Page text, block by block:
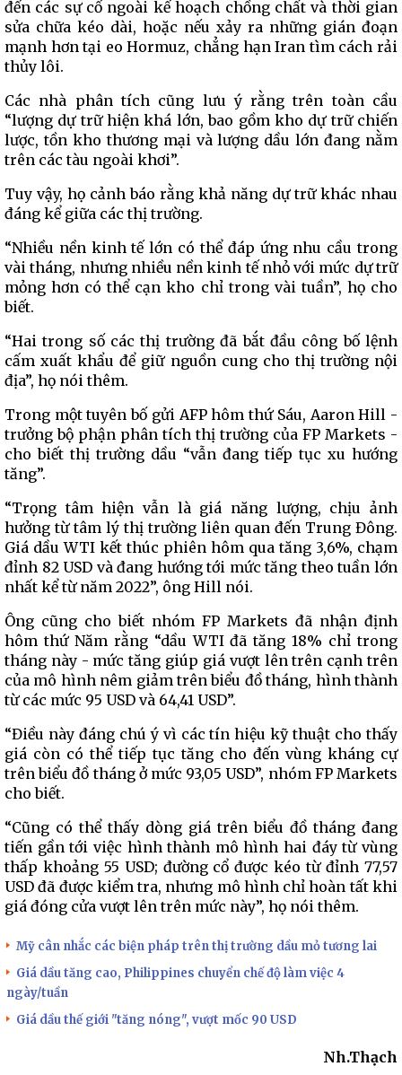
đến các sự cố ngoài kế hoạch chồng chất và thời gian
sửa chữa kéo dài, hoặc nếu xảy ra những gián đoạn
mạnh hơn tại eo Hormuz, chẳng hạn Iran tìm cách rải
thủy lôi.
Các nhà phân tích cũng lưu ý rằng trên toàn cầu
“lượng dự trữ hiện khá lớn, bao gồm kho dự trữ chiến
lược, tồn kho thương mại và lượng dầu lớn đang nằm
trên các tàu ngoài khơi”.
Tuy vậy, họ cảnh báo rằng khả năng dự trữ khác nhau
đáng kể giữa các thị trường.
“Nhiều nền kinh tế lớn có thể đáp ứng nhu cầu trong
vài tháng, nhưng nhiều nền kinh tế nhỏ với mức dự trữ
mỏng hơn có thể cạn kho chỉ trong vài tuần”, họ cho
biết.
“Hai trong số các thị trường đã bắt đầu công bố lệnh
cấm xuất khẩu để giữ nguồn cung cho thị trường nội
địa”, họ nói thêm.
Trong một tuyên bố gửi AFP hôm thứ Sáu, Aaron Hill -
trưởng bộ phận phân tích thị trường của FP Markets -
cho biết thị trường dầu “vẫn đang tiếp tục xu hướng
tăng”.
“Trọng tâm hiện vẫn là giá năng lượng, chịu ảnh
hưởng từ tâm lý thị trường liên quan đến Trung Đông.
Giá dầu WTI kết thúc phiên hôm qua tăng 3,6%, chạm
đỉnh 82 USD và đang hướng tới mức tăng theo tuần lớn
nhất kể từ năm 2022”, ông Hill nói.
Ông cũng cho biết nhóm FP Markets đã nhận định
hôm thứ Năm rằng “dầu WTI đã tăng 18% chỉ trong
tháng này - mức tăng giúp giá vượt lên trên cạnh trên
của mô hình nêm giảm trên biểu đồ tháng, hình thành
từ các mức 95 USD và 64,41 USD”.
“Điều này đáng chú ý vì các tín hiệu kỹ thuật cho thấy
giá còn có thể tiếp tục tăng cho đến vùng kháng cự
trên biểu đồ tháng ở mức 93,05 USD”, nhóm FP Markets
cho biết.
“Cũng có thể thấy dòng giá trên biểu đồ tháng đang
tiến gần tới việc hình thành mô hình hai đáy từ vùng
thấp khoảng 55 USD; đường cổ được kéo từ đỉnh 77,57
USD đã được kiểm tra, nhưng mô hình chỉ hoàn tất khi
giá đóng cửa vượt lên trên mức này”, họ nói thêm.
Mỹ cân nhắc các biện pháp trên thị trường dầu mỏ tương lai
Giá dầu tăng cao, Philippines chuyển chế độ làm việc 4
ngày/tuần
Giá dầu thế giới "tăng nóng", vượt mốc 90 USD
Nh.Thạch